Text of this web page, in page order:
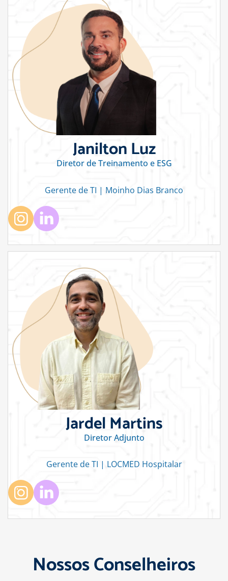
Janilton Luz
Diretor de Treinamento e ESG
Gerente de TI | Moinho Dias Branco
Jardel Martins
Diretor Adjunto
Gerente de TI | LOCMED Hospitalar
Nossos Conselheiros